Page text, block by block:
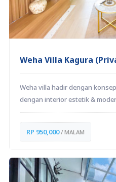
Weha Villa Kagura
Weha villa hadir dengan
dengan interior estetik &
RP 950,000/ MALAM